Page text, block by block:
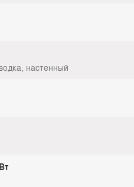
настенный